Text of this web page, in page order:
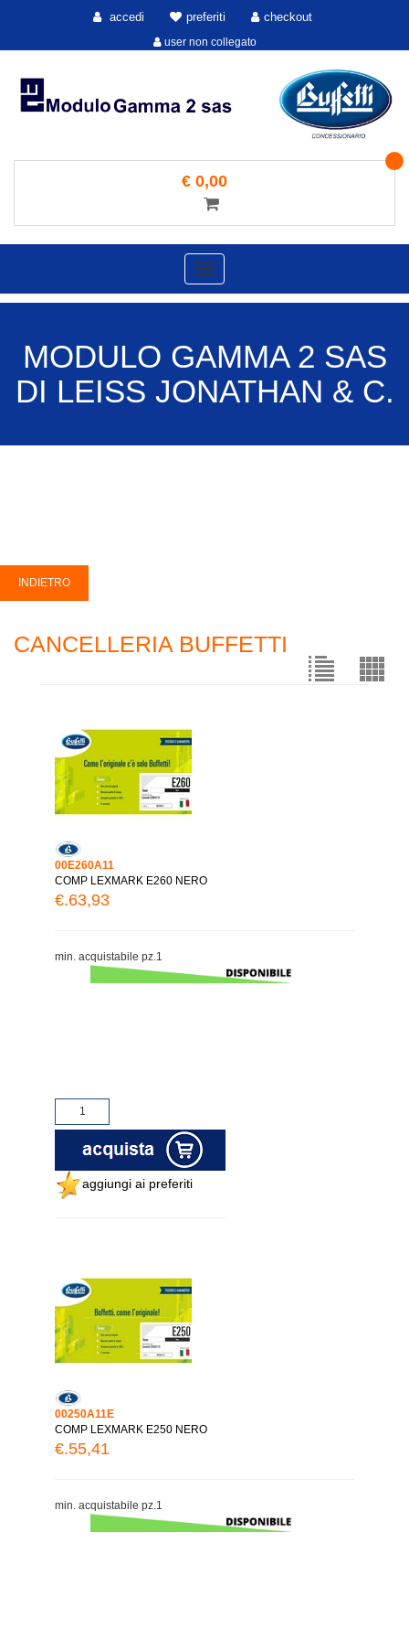
accedi preferiti checkout
user non collegato
€ 0,00
Toggle
navigation
MODULO GAMMA 2 SAS
DI LEISS JONATHAN & C.
CANCELLERIA BUFFETTI
00E260A11
COMP LEXMARK E260 NERO
€.63,93
min. acquistabile pz.1
aggiungi ai preferiti
00250A11E
COMP LEXMARK E250 NERO
€.55,41
min. acquistabile pz.1